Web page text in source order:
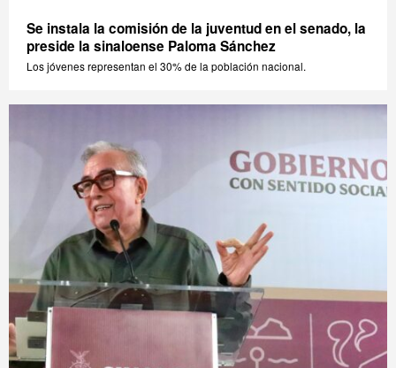
Se instala la comisión de la juventud en el senado, la
preside la sinaloense Paloma Sánchez
Los jóvenes representan el 30% de la población nacional.